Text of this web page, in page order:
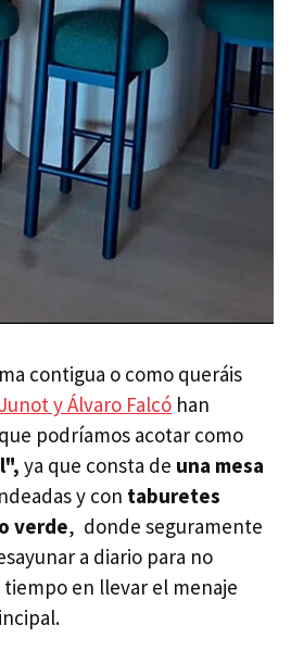
contigua o como queráis
y Álvaro Falcó han
podríamos acotar como
ya que consta de una mesa
y con taburetes
verde, donde seguramente
a diario para no
en llevar el menaje